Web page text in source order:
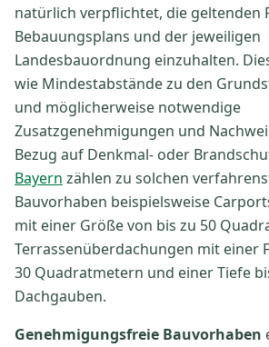
natürlich verpflichtet, die geltenden
Bebauungsplans und der jeweiligen
Landesbauordnung einzuhalten.
wie Mindestabstände zu den
und möglicherweise notwendige
Zusatzgenehmigungen und
Bezug auf Denkmal- oder
Bayern zählen zu solchen
Bauvorhaben beispielsweise
mit einer Größe von bis zu 50
Terrassenüberdachungen mit einer
30 Quadratmetern und einer Tiefe
Dachgauben.
Genehmigungsfreie Bauvorhaben